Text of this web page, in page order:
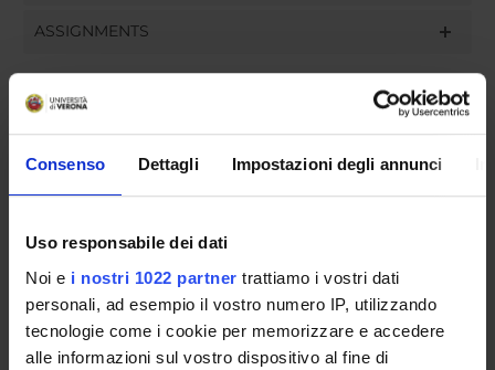
Consenso Dettagli Impostazioni degli annunci
Uso responsabile dei dati
Noi e i nostri 1022 partner trattiamo i vostri dati
personali, ad esempio il vostro numero IP, utilizzando
tecnologie come i cookie per memorizzare e accedere
alle informazioni sul vostro dispositivo al fine di
ASSIGNMENTS
GOVERNANCE
COMMITTEES
DEPARTMENT ADMINISTRATION OFFICES
STUDENT ADMINISTRATION OFFICES